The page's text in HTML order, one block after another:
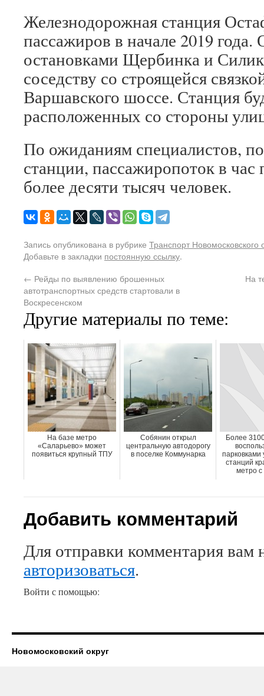
Железнодорожная станция
пассажиров в начале 2019
остановками Щербинка и
соседству со строящейся
Варшавского шоссе. Станция
расположенных со стороны
По ожиданиям специалистов,
станции, пассажиропоток в час
более десяти тысяч человек.
Запись опубликована в рубрике Транспорт Новомосковского
Добавьте в закладки постоянную ссылку.
← Рейды по выявлению брошенных
автотранспортных средств стартовали в
Воскресенском
На
Другие материалы по теме:
На базе метро
«Саларьево» может
появиться крупный ТПУ
Собянин открыл
центральную автодорогу
в поселке Коммунарка
Более
парковками
станций
метро
Добавить комментарий
Для отправки комментария вам
авторизоваться.
Войти с помощью:
Новомосковский округ